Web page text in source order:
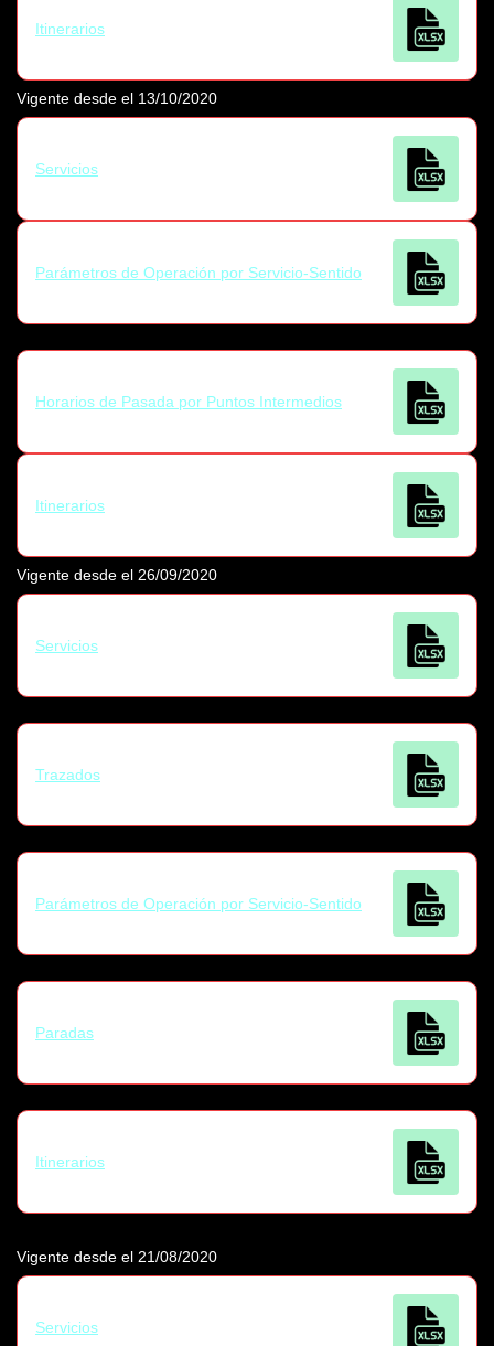
Itinerarios
Vigente desde el 13/10/2020
Servicios
Parámetros de Operación por Servicio-Sentido
Horarios de Pasada por Puntos Intermedios
Itinerarios
Vigente desde el 26/09/2020
Servicios
Trazados
Parámetros de Operación por Servicio-Sentido
Paradas
Itinerarios
Vigente desde el 21/08/2020
Servicios